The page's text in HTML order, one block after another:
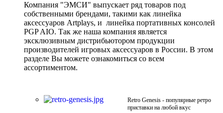
Компания "ЭМСИ" выпускает ряд товаров под
собственными брендами, такими как линейка
аксессуаров Artplays, и линейка портативных консолей
PGP AIO. Так же наша компания является
эксклюзивным дистрибьютором продукции
производителей игровых аксессуаров в России. В этом
разделе Вы можете ознакомиться со всем
ассортиментом.
Retro Genesis - популярные ретро
приставки на любой вкус